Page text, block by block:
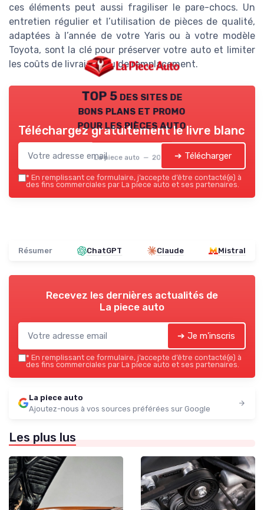
ces éléments peut aussi fragiliser le pare-chocs. Un
entretien régulier et l’utilisation de pièces de qualité,
adaptées à l’année de votre Yaris ou à votre modèle
Toyota, sont la clé pour préserver votre auto et limiter
les coûts de livraison ou de remplacement.
TOP 5 des sites de
bons plans et promo
pour les pièces auto
La piece auto — 2026
Téléchargez gratuitement le livre blanc
➔ Télécharger
* En remplissant ce formulaire, j’accepte d’être contacté(e) à
des fins commerciales par La piece auto et ses partenaires.
Résumer ChatGPT Claude Mistral
Recevez les dernières actualités de
La piece auto
➔ Je m'inscris
* En remplissant ce formulaire, j’accepte d’être contacté(e) à
des fins commerciales par La piece auto et ses partenaires.
La piece auto
Ajoutez-nous à vos sources préférées sur Google
Les plus lus